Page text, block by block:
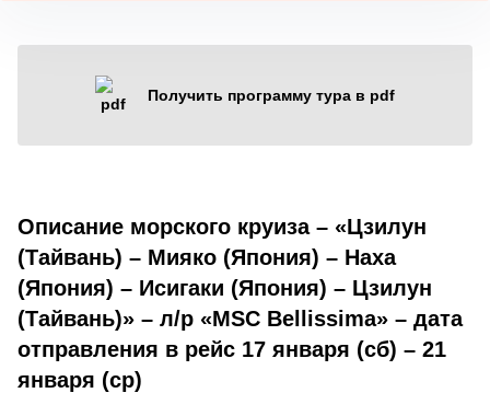
Получить программу тура в pdf
Описание морского круиза – «Цзилун
(Тайвань) – Мияко (Япония) – Наха
(Япония) – Исигаки (Япония) – Цзилун
(Тайвань)» – л/р «MSC Bellissima» – дата
отправления в рейс 17 января (сб) – 21
января (ср)